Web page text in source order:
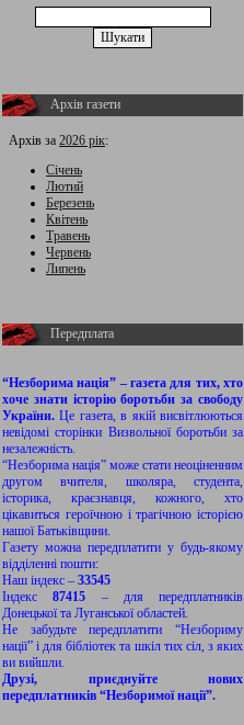
Архів газети
Архів за 2026 рік:
Січень
Лютий
Березень
Квітень
Травень
Червень
Липень
Передплата
“Незборима нація” – газета для тих, хто
хоче знати історію боротьби за свободу
України.Це газета, в якій висвітлюються
невідомі сторінки Визвольної боротьби за
незалежність.
“Незборима нація” може стати неоціненним
другом вчителя, школяра, студента,
історика, краєзнавця, кожного, хто
цікавиться героїчною і трагічною історією
нашої Батьківщини.
Газету можна передплатити у будь-якому
відділенні пошти:
Наш індекс – 33545
Індекс87415 – для передплатників
Донецької та Луганської областей.
Не забудьте передплатити “Незбориму
нації” і для бібліотек та шкіл тих сіл, з яких
ви вийшли.
Друзі, приєднуйте нових
передплатників “Незборимої нації”.